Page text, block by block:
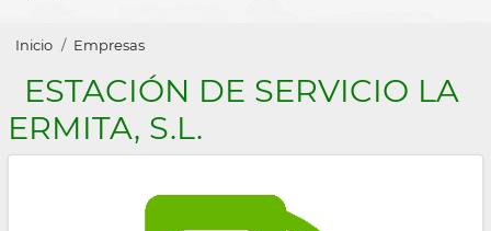
Sobrescribir
enlaces
de
ayuda
Inicio Empresas
ESTACIÓN DE SERVICIO LA
ERMITA, S.L.